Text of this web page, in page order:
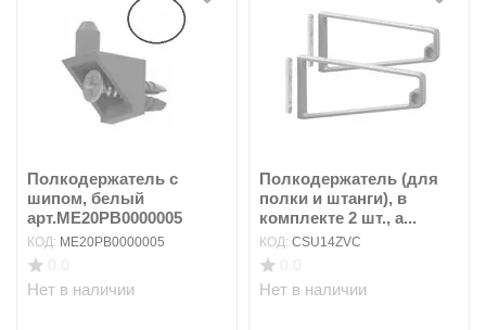
Полкодержатель с
шипом, белый
арт.ME20PB0000005
КОД: ME20PB0000005
Нет в наличии
Полкодержатель (для
полки и штанги), в
комплекте 2 шт., а...
КОД: CSU14ZVC
Нет в наличии